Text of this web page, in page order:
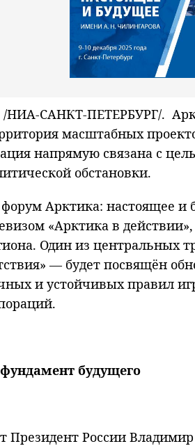
/НИА-САНКТ-ПЕТЕРБУРГ/.
масштабных
напрямую связана с
обстановки.
Арктика: настоящее и
«Арктика в
Один из центральных
— будет посвящён
и устойчивых правил
будущего
Президент России